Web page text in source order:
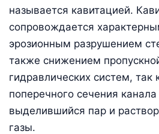
называется кавитацией.
сопровождается
эрозионным разрушением
также снижением
гидравлических систем, так
поперечного сечения
выделившийся пар и
газы.